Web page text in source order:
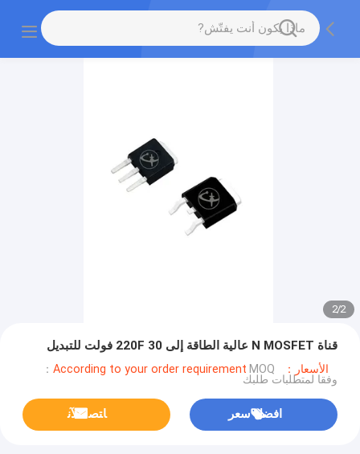
2
/
2
قناة N MOSFET عالية الطاقة إلى 220F 30 فولت للتبديل
الأسعار：According to your order requirement MOQ：
وفقا لمتطلبات طلبك
افضل سعر ﺎﺘﺼﻟ ﺍﻶﻧ